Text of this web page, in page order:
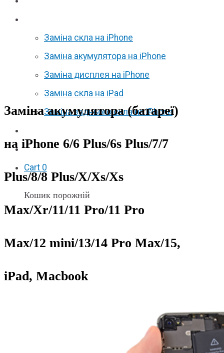
Заміна скла на iPhone
Заміна акумулятора на iPhone
Заміна дисплея на iPhone
Заміна скла на iPad
Заміна заднього скла на iPhone
F.A.Q
Cart 0
Кошик порожній
Заміна акумулятора (батареї)
на iPhone 6/6 Plus/6s Plus/7/7
Plus/8/8 Plus/X/Xs/Xs
Max/Xr/11/11 Pro/11 Pro
Max/12 mini/13/14 Pro Max/15,
iPad, Macbook